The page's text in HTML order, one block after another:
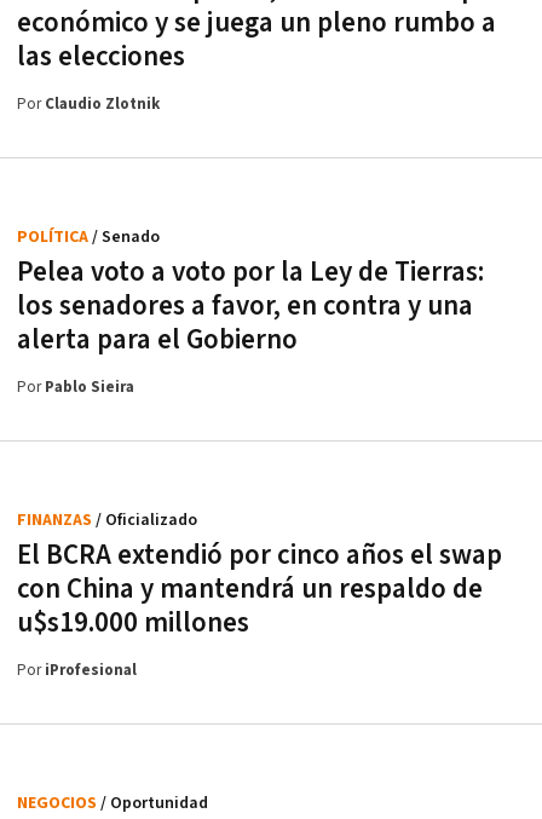
económico y se juega un pleno rumbo a
las elecciones
PorClaudio Zlotnik
Pelea voto a voto por la Ley de Tierras:
los senadores a favor, en contra y una
alerta para el Gobierno
POLÍTICA/ Senado
PorPablo Sieira
El BCRA extendió por cinco años el swap
con China y mantendrá un respaldo de
u$s19.000 millones
FINANZAS / Oficializado
PoriProfesional
NEGOCIOS / Oportunidad